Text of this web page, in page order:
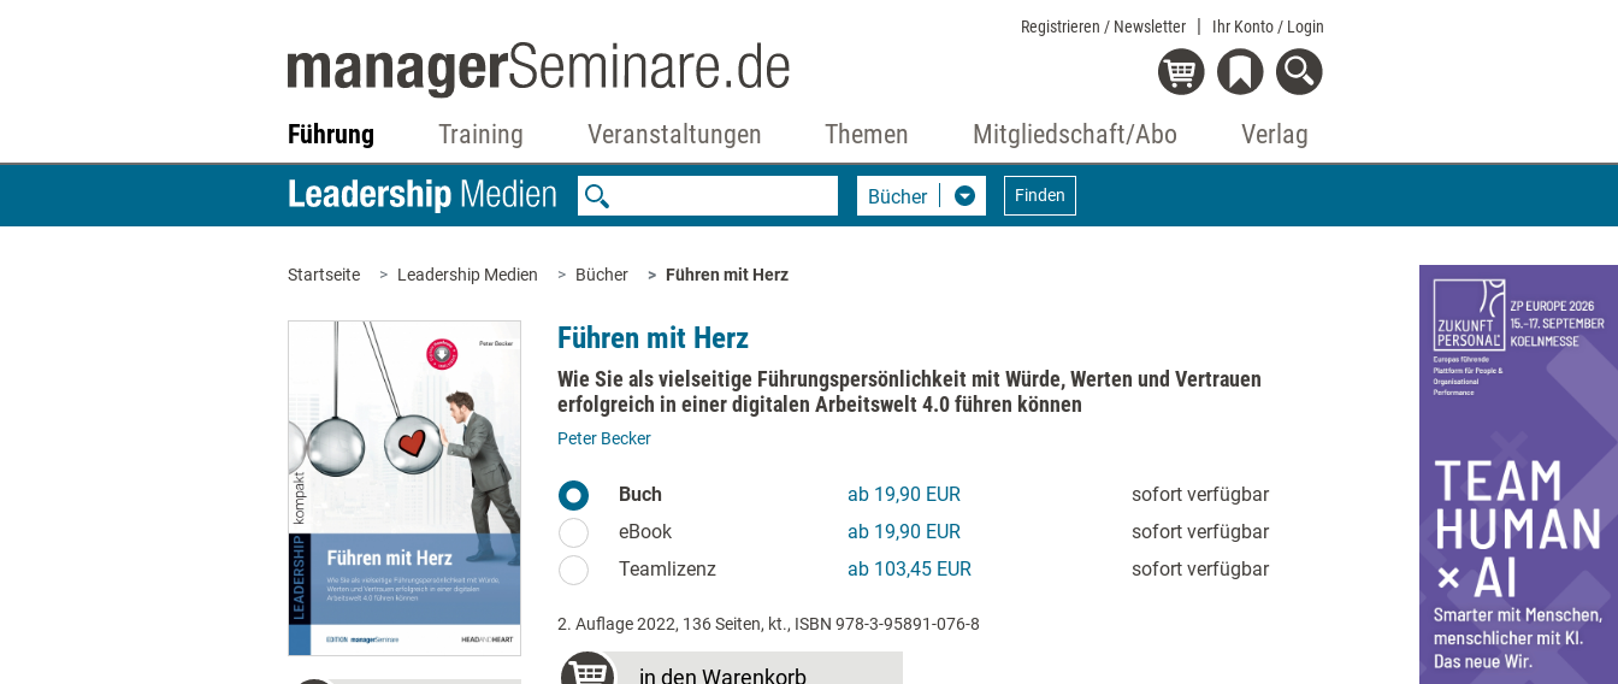
Registrieren / Newsletter Ihr Konto / Login
Führung Training Veranstaltungen Themen Mitgliedschaft/Abo Verlag
Bücher Finden
Startseite Leadership Medien Bücher Führen mit Herz
Führen mit Herz
Wie Sie als vielseitige Führungspersönlichkeit mit Würde, Werten und Vertrauen
erfolgreich in einer digitalen Arbeitswelt 4.0 führen können
Peter Becker
Buch ab 19,90 EUR
sofort verfügbar
eBook
ab 19,90 EUR
sofort verfügbar
Teamlizenz
ab 103,45 EUR sofort verfügbar
2. Auflage 2022, 136 Seiten, kt., ISBN 978-3-95891-076-8
in den Warenkorb